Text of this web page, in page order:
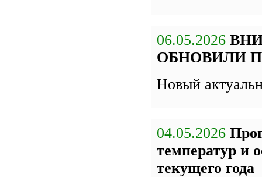
06.05.2026
ОБНОВИЛИ
Новый
04.05.2026
температур и
текущего года